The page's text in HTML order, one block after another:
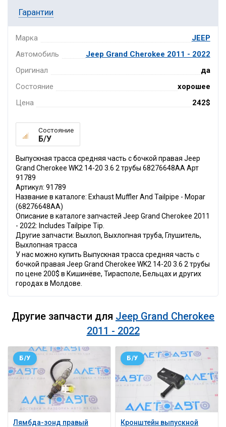
Гарантии
Марка
JEEP
Автомобиль
Jeep Grand Cherokee 2011 - 2022
Оригинал
да
Состояние
хорошее
Цена
242$
Состояние
Б/У
Выпускная трасса средняя часть с бочкой правая Jeep
Grand Cherokee WK2 14-20 3.6 2 трубы 68276648AA Арт
91789
Артикул: 91789
Название в каталоге: Exhaust Muffler And Tailpipe - Mopar
(68276648AA)
Описание в каталоге запчастей Jeep Grand Cherokee 2011
- 2022: Includes Tailpipe Tip.
Другие запчасти: Выхлоп, Выхлопная труба, Глушитель,
Выхлопная трасса
У нас можно купить Выпускная трасса средняя часть с
бочкой правая Jeep Grand Cherokee WK2 14-20 3.6 2 трубы
по цене 200$ в Кишинёве, Тирасполе, Бельцах и других
городах в Молдове.
Другие запчасти для Jeep Grand Cherokee
2011 - 2022
Лямбда-зонд правый
Б/У
Кронштейн выпускной
Б/У